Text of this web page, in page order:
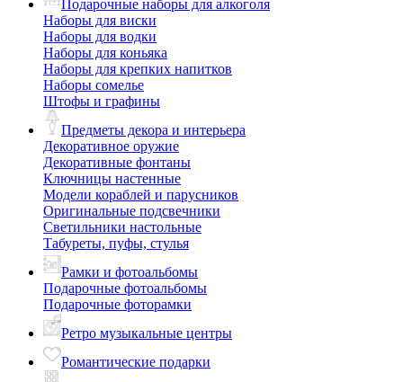
Подарочные наборы для алкоголя
Наборы для виски
Наборы для водки
Наборы для коньяка
Наборы для крепких напитков
Наборы сомелье
Штофы и графины
Предметы декора и интерьера
Декоративное оружие
Декоративные фонтаны
Ключницы настенные
Модели кораблей и парусников
Оригинальные подсвечники
Светильники настольные
Табуреты, пуфы, стулья
Рамки и фотоальбомы
Подарочные фотоальбомы
Подарочные фоторамки
Ретро музыкальные центры
Романтические подарки